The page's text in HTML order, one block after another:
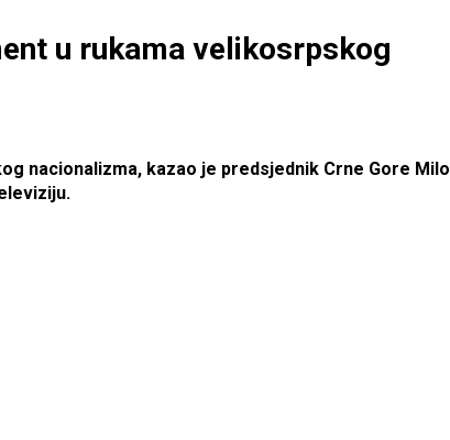
u rukama velikosrpskog
nacionalizma, kazao je predsjednik Crne Gore Milo